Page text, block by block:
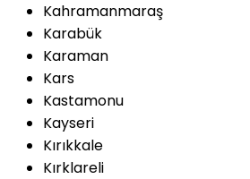
Kahramanmaraş
Karabük
Karaman
Kars
Kastamonu
Kayseri
Kırıkkale
Kırklareli